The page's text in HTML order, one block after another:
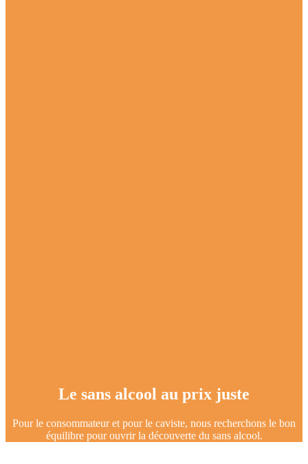
Le sans alcool au prix juste
Pour le consommateur et pour le caviste, nous recherchons le bon
équilibre pour ouvrir la découverte du sans alcool.